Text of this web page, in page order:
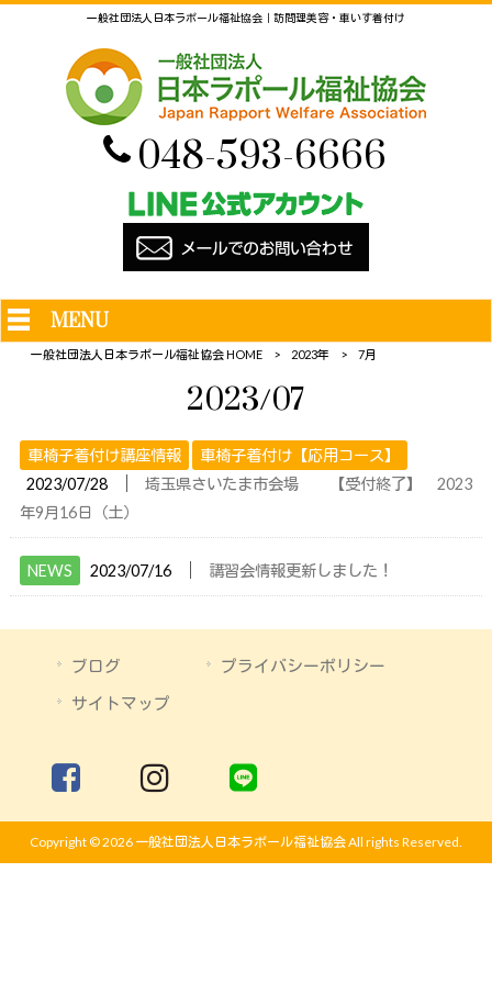
一般社団法人日本ラポール福祉協会｜訪問理美容・車いす着付け
048-593-6666
MENU
一般社団法人日本ラポール福祉協会 HOME > 2023年 > 7月
2023/07
車椅子着付け講座情報
車椅子着付け【応用コース】
2023/07/28
埼玉県さいたま市会場 【受付終了】 2023
年9月16日（土）
NEWS 2023/07/16 講習会情報更新しました！
ブログ
プライバシーポリシー
サイトマップ
Copyright © 2026 一般社団法人日本ラポール福祉協会 All rights Reserved.